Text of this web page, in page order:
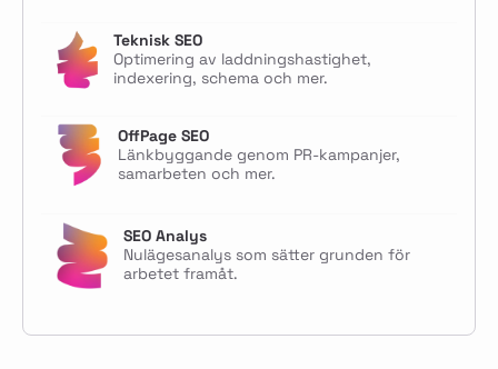
Teknisk SEO
Optimering av laddningshastighet,
indexering, schema och mer.
OffPage SEO
Länkbyggande genom PR-kampanjer,
samarbeten och mer.
SEO Analys
Nulägesanalys som sätter grunden för
arbetet framåt.